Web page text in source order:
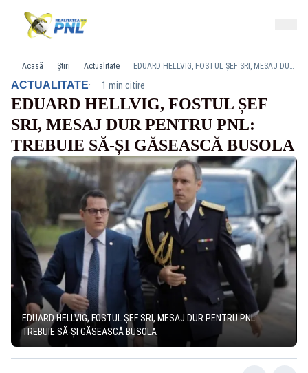
Acasă Știri Actualitate EDUARD HELLVIG, FOSTUL ȘEF SRI, MESAJ DUR PENTRU PNL: TREBUIE SĂ-ȘI GĂSEASCĂ BUSOLA
ACTUALITATE· 1 min citire
EDUARD HELLVIG, FOSTUL ȘEF
SRI, MESAJ DUR PENTRU PNL:
TREBUIE SĂ-ȘI GĂSEASCĂ BUSOLA
EDUARD HELLVIG, FOSTUL ȘEF SRI, MESAJ DUR PENTRU PNL:
TREBUIE SĂ-ȘI GĂSEASCĂ BUSOLA